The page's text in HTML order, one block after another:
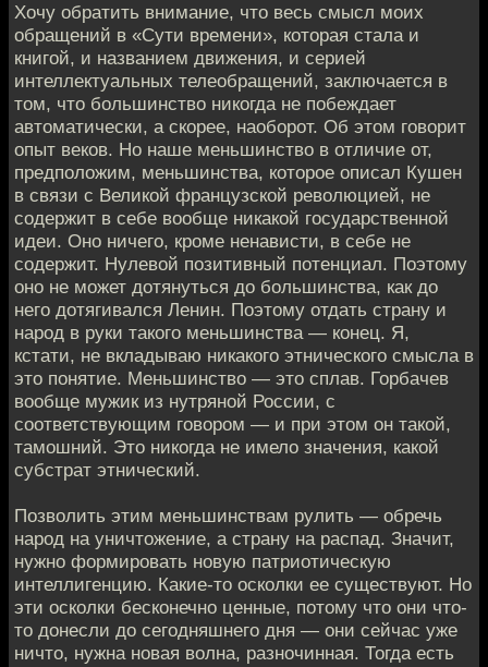
Хочу обратить внимание, что весь смысл моих
обращений в «Сути времени», которая стала и
книгой, и названием движения, и серией
интеллектуальных телеобращений, заключается в
том, что большинство никогда не побеждает
автоматически, а скорее, наоборот. Об этом говорит
опыт веков. Но наше меньшинство в отличие от,
предположим, меньшинства, которое описал Кушен
в связи с Великой французской революцией, не
содержит в себе вообще никакой государственной
идеи. Оно ничего, кроме ненависти, в себе не
содержит. Нулевой позитивный потенциал. Поэтому
оно не может дотянуться до большинства, как до
него дотягивался Ленин. Поэтому отдать страну и
народ в руки такого меньшинства — конец. Я,
кстати, не вкладываю никакого этнического смысла в
это понятие. Меньшинство — это сплав. Горбачев
вообще мужик из нутряной России, с
соответствующим говором — и при этом он такой,
тамошний. Это никогда не имело значения, какой
субстрат этнический.
Позволить этим меньшинствам рулить — обречь
народ на уничтожение, а страну на распад. Значит,
нужно формировать новую патриотическую
интеллигенцию. Какие-то осколки ее существуют. Но
эти осколки бесконечно ценные, потому что они что-
то донесли до сегодняшнего дня — они сейчас уже
ничто, нужна новая волна, разночинная. Тогда есть